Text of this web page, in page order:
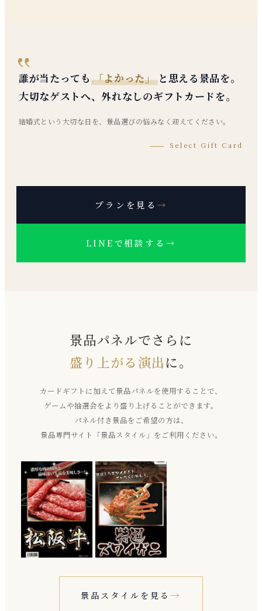
誰が当たっても 「よかった」と思える景品を。
大切なゲストへ、外れなしのギフトカードを。
結婚式という大切な日を、景品選びの悩みなく迎えてください。
Select Gift Card
プランを見る→
LINEで相談する→
景品パネルでさらに
盛り上がる演出に。
カードギフトに加えて景品パネルを使用することで、
ゲームや抽選会をより盛り上げることができます。
パネル付き景品をご希望の方は、
景品専門サイト「景品スタイル」をご利用ください。
景品スタイルを見る